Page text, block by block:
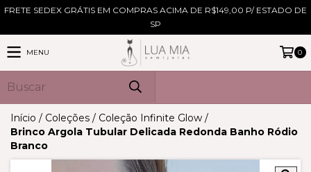
FRETE SEDEX GRÁTIS EM COMPRAS ACIMA DE R$149,00 P/ ESTADO DE
SP
MENU 0
Início / Coleções / Coleção Infinite Glow /
Brinco Argola Tubular Delicada Redonda Banho Ródio
Branco